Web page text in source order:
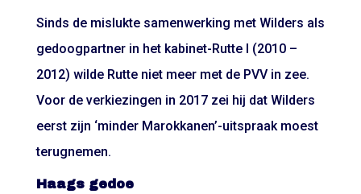
Sinds de mislukte samenwerking met Wilders als
gedoogpartner in het kabinet-Rutte I (2010 –
2012) wilde Rutte niet meer met de PVV in zee.
Voor de verkiezingen in 2017 zei hij dat Wilders
eerst zijn ‘minder Marokkanen’-uitspraak moest
terugnemen.
Haags gedoe